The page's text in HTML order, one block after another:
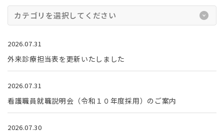
カテゴリを選択してください
2026.07.31
外来診療担当表を更新いたしました
2026.07.31
看護職員就職説明会（令和１０年度採用）のご案内
2026.07.30